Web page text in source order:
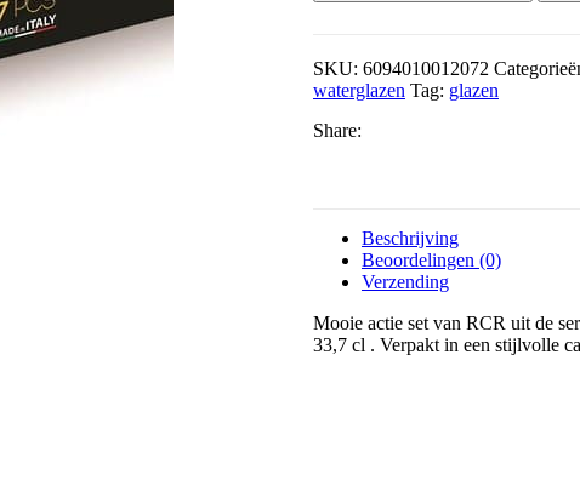
SKU: 6094010012072
waterglazen Tag: glazen
Share:
Beschrijving
Beoordelingen (0)
Verzending
Mooie actie set van RCR uit de
33,7 cl . Verpakt in een stijlvolle